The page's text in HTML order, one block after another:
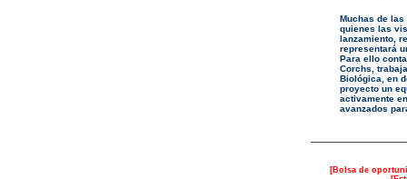
Muchas de
quienes las
lanzamiento,
representará
Para ello
Corchs,
Biológica, en
proyecto un
activamente
avanzados
[Bolsa de